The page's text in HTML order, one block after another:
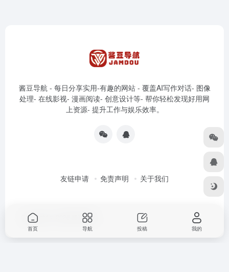
酱豆导航 - 每日分享实用-有趣的网站 - 覆盖AI写作对话- 图像
处理- 在线影视- 漫画阅读- 创意设计等- 帮你轻松发现好用网
上资源- 提升工作与娱乐效率。
友链申请 免责声明 关于我们
Copyright © 2026 酱豆导航
首页 导航 投稿 我的